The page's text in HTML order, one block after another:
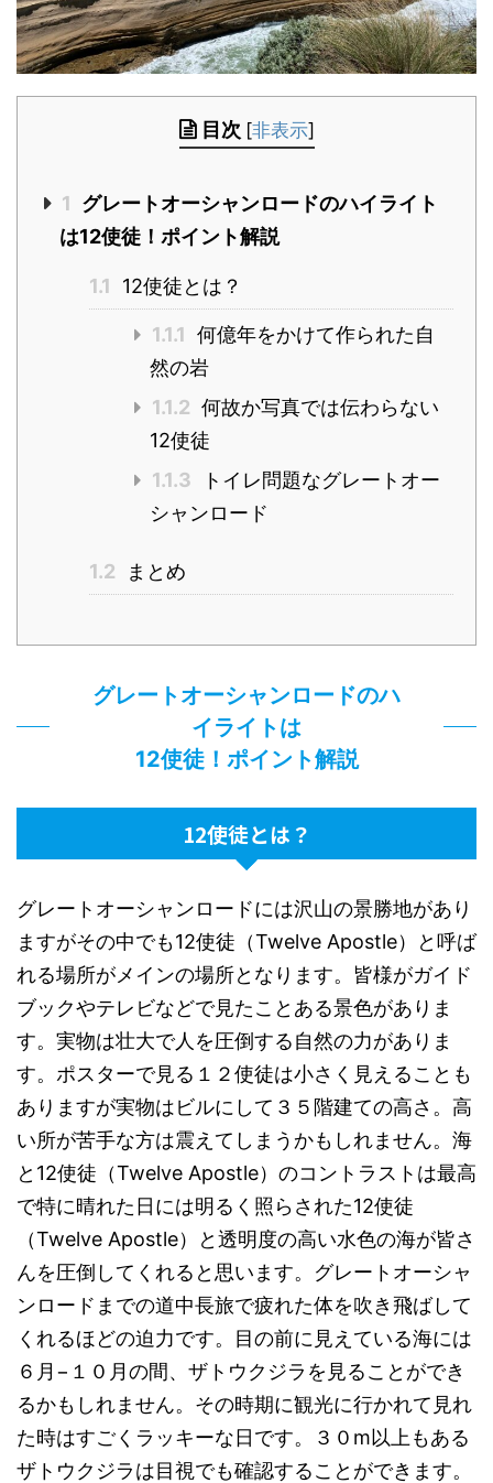
目次 [非表示]
1 グレートオーシャンロードのハイライト
は12使徒！ポイント解説
1.1 12使徒とは？
1.1.1 何億年をかけて作られた自
然の岩
1.1.2 何故か写真では伝わらない
12使徒
1.1.3
トイレ問題なグレートオー
シャンロード
1.2 まとめ
グレートオーシャンロードのハ
イライトは
12使徒！ポイント解説
12使徒とは？
グレートオーシャンロードには沢山の景勝地があり
ますがその中でも12使徒（Twelve Apostle）と呼ば
れる場所がメインの場所となります。皆様がガイド
ブックやテレビなどで見たことある景色がありま
す。実物は壮大で人を圧倒する自然の力がありま
す。ポスターで見る１２使徒は小さく見えることも
ありますが実物はビルにして３５階建ての高さ。高
い所が苦手な方は震えてしまうかもしれません。海
と 12使徒（Twelve Apostle）のコントラストは最高
で特に晴れた日には明るく照らされた12使徒
（Twelve Apostle）と透明度の高い水色の海が皆さ
んを圧倒してくれると思います。グレートオーシャ
ンロードまでの道中長旅で疲れた体を吹き飛ばして
くれるほどの迫力です。目の前に見えている海には
６月 − １０月の間、ザトウクジラを見ることができ
るかもしれません。その時期に観光に行かれて見れ
た時はすごくラッキーな日です。３０ m以上もある
ザトウクジラは目視でも確認することができます。